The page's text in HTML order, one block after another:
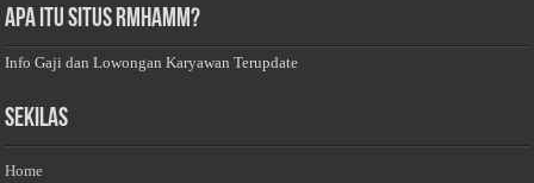
Apa Itu Situs Rmhamm?
Info Gaji dan Lowongan Karyawan Terupdate
Sekilas
Home